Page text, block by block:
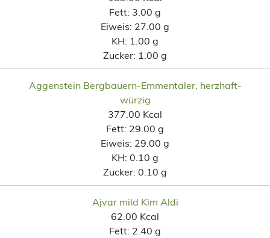
Fett: 3.00 g
Eiweis: 27.00 g
KH: 1.00 g
Zucker: 1.00 g
Aggenstein Bergbauern-Emmentaler, herzhaft-
würzig
377.00 Kcal
Fett: 29.00 g
Eiweis: 29.00 g
KH: 0.10 g
Zucker: 0.10 g
Ajvar mild Kim Aldi
62.00 Kcal
Fett: 2.40 g